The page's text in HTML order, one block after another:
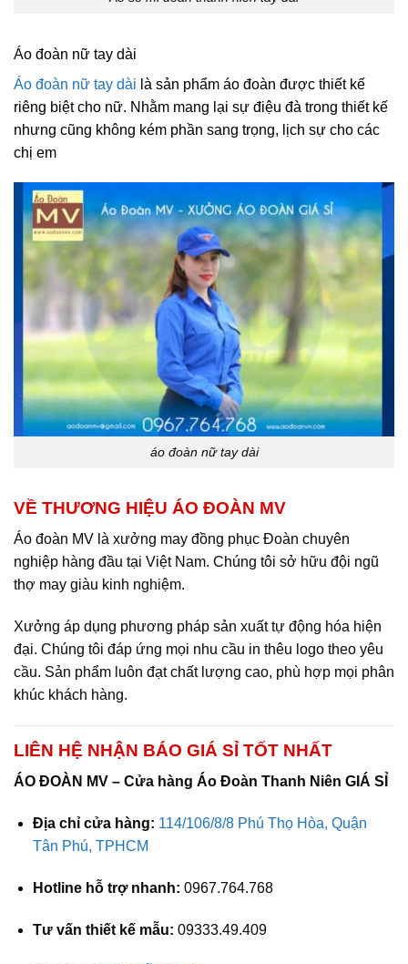
Áo đoàn nữ tay dài
Áo đoàn nữ tay dài là sản phẩm áo đoàn được thiết kế
riêng biệt cho nữ. Nhằm mang lại sự điệu đà trong thiết kế
nhưng cũng không kém phần sang trọng, lịch sự cho các
chị em
áo đoàn nữ tay dài
VỀ THƯƠNG HIỆU ÁO ĐOÀN MV
Áo đoàn MV là xưởng may đồng phục Đoàn chuyên
nghiệp hàng đầu tại Việt Nam. Chúng tôi sở hữu đội ngũ
thợ may giàu kinh nghiệm.
Xưởng áp dụng phương pháp sản xuất tự động hóa hiện
đại. Chúng tôi đáp ứng mọi nhu cầu in thêu logo theo yêu
cầu. Sản phẩm luôn đạt chất lượng cao, phù hợp mọi phân
khúc khách hàng.
LIÊN HỆ NHẬN BÁO GIÁ SỈ TỐT NHẤT
ÁO ĐOÀN MV – Cửa hàng Áo Đoàn Thanh Niên GIÁ SỈ
Địa chỉ cửa hàng: 114/106/8/8 Phú Thọ Hòa, Quận
Tân Phú, TPHCM
Hotline hỗ trợ nhanh: 0967.764.768
Tư vấn thiết kế mẫu: 09333.49.409